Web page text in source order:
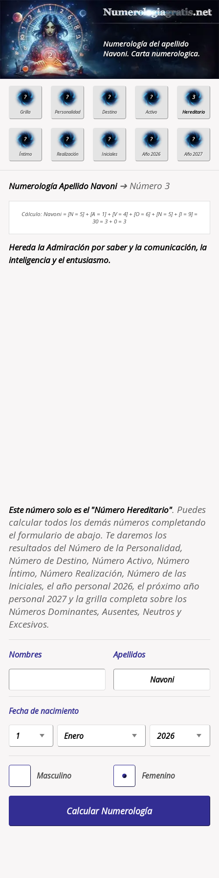
Numerología del apellido
Navoni. Carta numerologica.
? ? ? ? 3
? ? ? ? ?
Numerología Apellido Navoni➔ Número 3
Cálculo: Navoni = [N = 5] + [A = 1] + [V = 4] + [O = 6] + [N = 5] + [I = 9] =
30 = 3 + 0 = 3
Hereda la Admiración por saber y la comunicación, la
inteligencia y el entusiasmo.
Este número solo es el "Número Hereditario". Puedes
calcular todos los demás números completando
el formulario de abajo. Te daremos los
resultados del Número de la Personalidad,
Número de Destino, Número Activo, Número
Íntimo, Número Realización, Número de las
Iniciales, el año personal 2026, el próximo año
personal 2027 y la grilla completa sobre los
Números Dominantes, Ausentes, Neutros y
Excesivos.
Nombres Apellidos
Fecha de nacimiento
Masculino Femenino